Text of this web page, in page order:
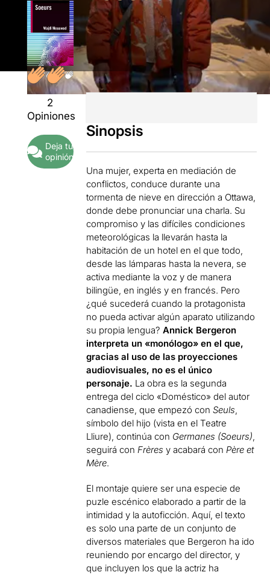
2
Opiniones
Deja tu
opinión
Sinopsis
Una mujer, experta en mediación de
conflictos, conduce durante una
tormenta de nieve en dirección a Ottawa,
donde debe pronunciar una charla. Su
compromiso y las difíciles condiciones
meteorológicas la llevarán hasta la
habitación de un hotel en el que todo,
desde las lámparas hasta la nevera, se
activa mediante la voz y de manera
bilingüe, en inglés y en francés. Pero
¿qué sucederá cuando la protagonista
no pueda activar algún aparato utilizando
su propia lengua?Annick Bergeron
interpreta un «monólogo» en el que,
gracias al uso de las proyecciones
audiovisuales, no es el único
personaje. La obra es la segunda
entrega del ciclo «Doméstico» del autor
canadiense, que empezó conSeuls
símbolo del hijo (vista en el Teatre
Lliure), continúa con Germanes (Soeurs)
seguirá con Frèresy acabará con Père et
Mère.
El montaje quiere ser una especie de
puzle escénico elaborado a partir de la
intimidad y la autoficción. Aquí, el texto
es solo una parte de un conjunto de
diversos materiales que Bergeron ha ido
reuniendo por encargo del director, y
que incluyen los que la actriz ha